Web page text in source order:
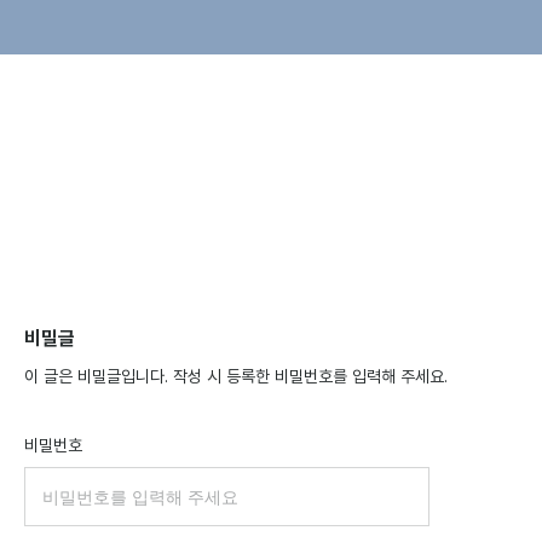
비밀글
이 글은 비밀글입니다. 작성 시 등록한 비밀번호를 입력해 주세요.
비밀번호